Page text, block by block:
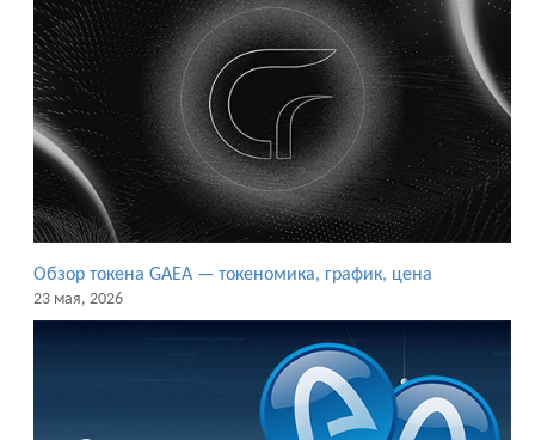
Обзор токена GAEA — токеномика, график, цена
23 мая, 2026